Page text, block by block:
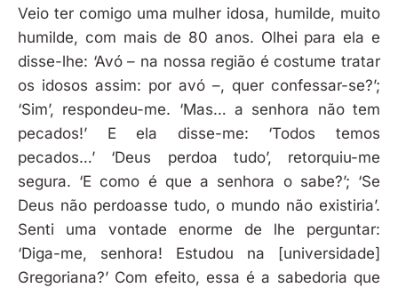
Veio ter comigo uma mulher idosa, humilde, muito
humilde, com mais de 80 anos. Olhei para ela e
disse-lhe: ‘Avó – na nossa região é costume tratar
os idosos assim: por avó –, quer confessar-se?’;
‘Sim’, respondeu-me. ‘Mas… a senhora não tem
pecados!’ E ela disse-me: ‘Todos temos
pecados…’ ‘Deus perdoa tudo’, retorquiu-me
segura. ‘E como é que a senhora o sabe?’; ‘Se
Deus não perdoasse tudo, o mundo não existiria’.
Senti uma vontade enorme de lhe perguntar:
‘Diga-me, senhora! Estudou na [universidade]
Gregoriana?’ Com efeito, essa é a sabedoria que